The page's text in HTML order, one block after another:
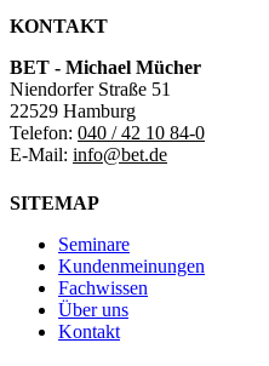
KONTAKT
BET - Michael Mücher
Niendorfer Straße 51
22529 Hamburg
Telefon: 040 / 42 10 84-0
E-Mail: info@bet.de
SITEMAP
Seminare
Kundenmeinungen
Fachwissen
Über uns
Kontakt